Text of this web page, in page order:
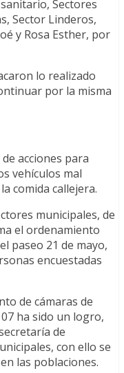
Sectores
Sector Linderos,
y Rosa Esther, por
lo realizado
por la misma
acciones para
vehículos mal
comida callejera.
municipales, de
el ordenamiento
paseo 21 de mayo,
encuestadas
de cámaras de
ha sido un logro,
de
con ello se
las poblaciones.